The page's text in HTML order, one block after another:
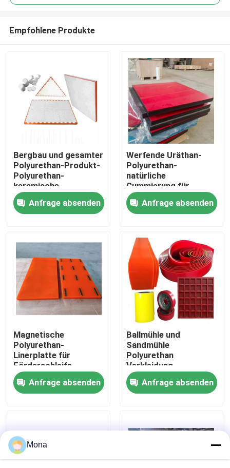
Startseite
Produkte
Über uns
Fabrik Tour
Qualitätskontrolle
Kontakt
Keramische Abnutzungszwischenlage
Tonerde-keramische Zwischenlage
Empfohlene Produkte
Bergbau und gesamter
Polyurethan-Produkt-
Polyurethan-
keramische
Abnutzungs-
Zwischenlage
Anfrage absenden
Werfende Uräthan-
Polyurethan-
natürliche
Gummierung für
Förderrinne
Anfrage absenden
Magnetische
Polyurethan-
Linerplatte für
Förderschleife,
Hopper
Anfrage absenden
Ballmühle und
Sandmühle
Polyurethan
Verkleidung
Verkleidung
Anfrage absenden
Mona